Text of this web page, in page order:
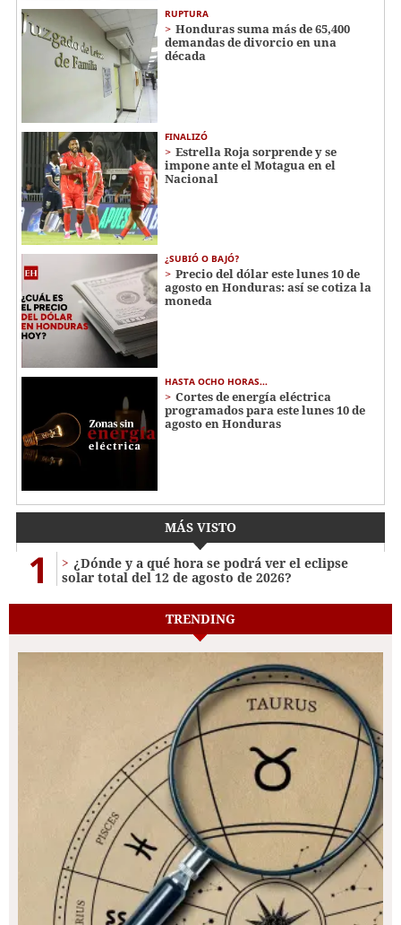
RUPTURA
Honduras suma más de 65,400
demandas de divorcio en una
década
FINALIZÓ
Estrella Roja sorprende y se
impone ante el Motagua en el
Nacional
¿SUBIÓ O BAJÓ?
Precio del dólar este lunes 10 de
agosto en Honduras: así se cotiza la
moneda
HASTA OCHO HORAS...
Cortes de energía eléctrica
programados para este lunes 10 de
agosto en Honduras
MÁS VISTO
1
¿Dónde y a qué hora se podrá ver el eclipse
solar total del 12 de agosto de 2026?
TRENDING